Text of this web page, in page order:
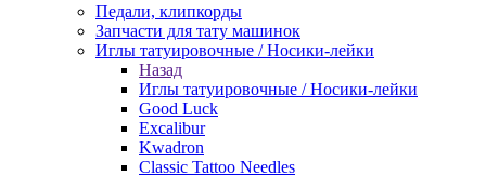
Педали, клипкорды
Запчасти для тату машинок
Иглы татуировочные / Носики-лейки
Назад
Иглы татуировочные / Носики-лейки
Good Luck
Excalibur
Kwadron
Classic Tattoo Needles